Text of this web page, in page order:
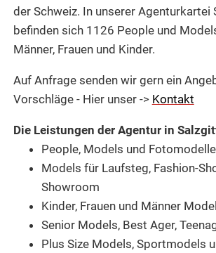
der Schweiz. In unserer Agenturkartei
befinden sich 1126 People und
Männer, Frauen und Kinder.
Auf Anfrage senden wir gern ein
Vorschläge - Hier unser -> Kontakt
Die Leistungen der Agentur in
People, Models und Fotomodelle
Models für Laufsteg, Fashion-
Showroom
Kinder, Frauen und Männer
Senior Models, Best Ager,
Plus Size Models, Sportmodels